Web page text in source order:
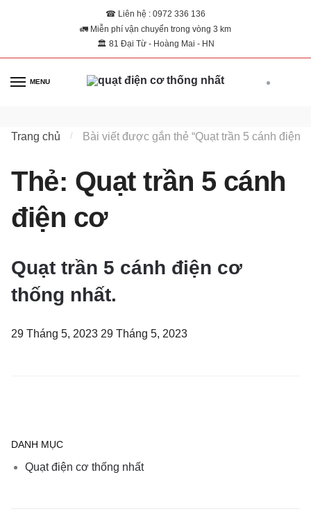
☎ Liên hệ : 0972 336 136
🚛 Miễn phí vận chuyển trong vòng 3 km
🏛 81 Đại Từ - Hoàng Mai - HN
MENU
Trang chủ / Bài viết được gắn thẻ “Quạt trần 5 cánh điện
Thẻ: Quạt trần 5 cánh
điện cơ
Quạt trần 5 cánh điện cơ
thống nhất.
29 Tháng 5, 2023 29 Tháng 5, 2023
DANH MỤC
Quạt điện cơ thống nhất